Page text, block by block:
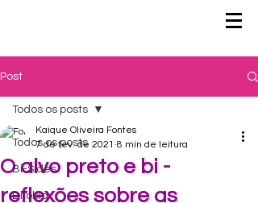
Post
Todos os posts
Bi-Sides
Bifobia
Todos os posts
O alvo preto e bi -
reflexões sobre as
Kaique Oliveira Fontes
7 de fev. de 2021 8 min de leitura